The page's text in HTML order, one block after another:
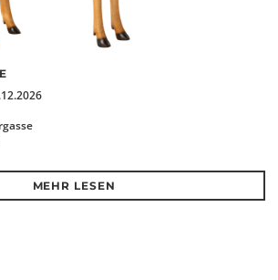
MEHR LESEN